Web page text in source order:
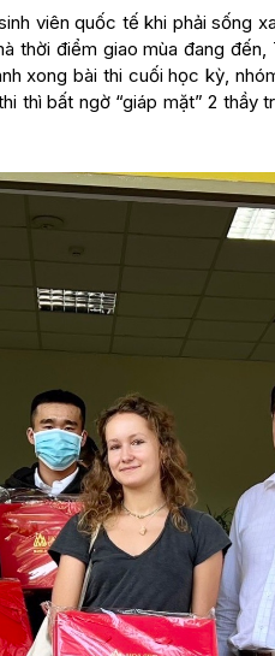
viên quốc tế khi phải sống
thời điểm giao mùa đang
xong bài thi cuối học kỳ,
thì bất ngờ “giáp mặt” 2 thầy